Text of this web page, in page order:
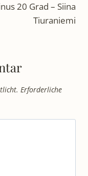
20 Grad – Siina
Tiuraniemi
Erforderliche